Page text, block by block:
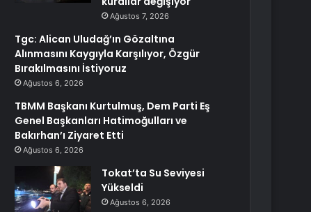
Ağustos 7, 2026
Tgc: Alican Uludağ’ın Gözaltına
Alınmasını Kaygıyla Karşılıyor, Özgür
Bırakılmasını İstiyoruz
Ağustos 6, 2026
TBMM Başkanı Kurtulmuş, Dem Parti Eş
Genel Başkanları Hatimoğulları ve
Bakırhan’ı Ziyaret Etti
Ağustos 6, 2026
Tokat’ta Su Seviyesi
Yükseldi
Ağustos 6, 2026